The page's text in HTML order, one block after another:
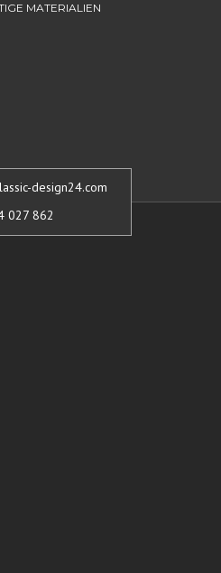
MATERIALIEN
design24.com
027 862